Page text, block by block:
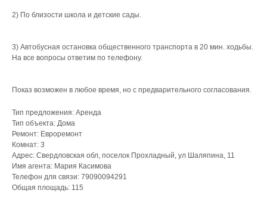
2) По близости школа и детские сады.
3) Автобусная остановка общественного транспорта в 20 мин. ходьбы.
На все вопросы ответим по телефону.
Показ возможен в любое время, но с предварительного согласования.
Тип предложения: Аренда
Тип объекта: Дома
Ремонт: Евроремонт
Комнат: 3
Адрес: Свердловская обл, поселок Прохладный, ул Шаляпина, 11
Имя агента: Мария Касимова
Телефон для связи: 79090094291
Общая площадь: 115
Что мы делаем для
собственников?